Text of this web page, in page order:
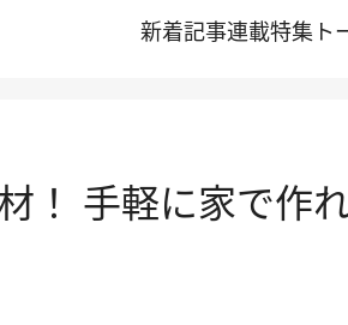
新着記事連載特集 ト
！ 手軽に家で作